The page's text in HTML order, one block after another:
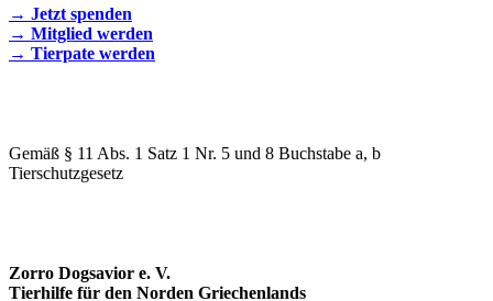
→ Jetzt spenden
→ Mitglied werden
→ Tierpate werden
Gemäß § 11 Abs. 1 Satz 1 Nr. 5 und 8 Buchstabe a, b
Tierschutzgesetz
Zorro Dogsavior e. V.
Tierhilfe für den Norden Griechenlands